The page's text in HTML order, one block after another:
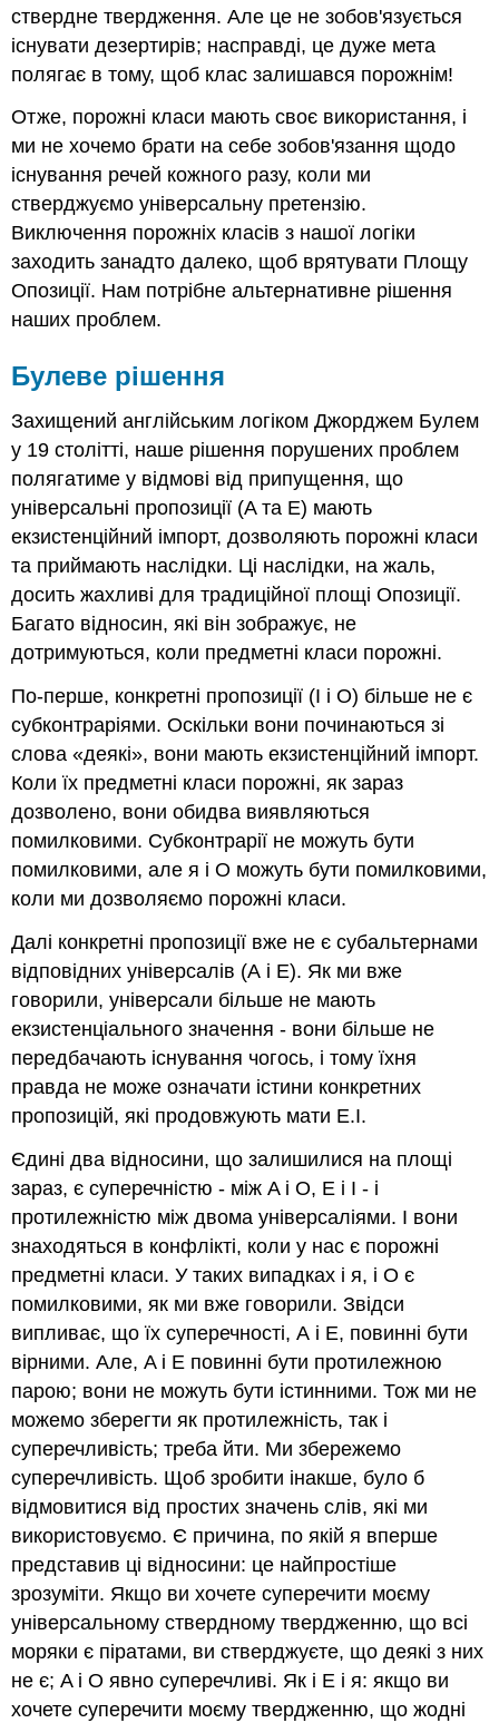
ствердне твердження. Але це не зобов'язується
існувати дезертирів; насправді, це дуже мета
полягає в тому, щоб клас залишався порожнім!
Отже, порожні класи мають своє використання, і
ми не хочемо брати на себе зобов'язання щодо
існування речей кожного разу, коли ми
стверджуємо універсальну претензію.
Виключення порожніх класів з нашої логіки
заходить занадто далеко, щоб врятувати Площу
Опозиції. Нам потрібне альтернативне рішення
наших проблем.
Булеве рішення
Захищений англійським логіком Джорджем Булем
у 19 столітті, наше рішення порушених проблем
полягатиме у відмові від припущення, що
універсальні пропозиції (A та E) мають
екзистенційний імпорт, дозволяють порожні класи
та приймають наслідки. Ці наслідки, на жаль,
досить жахливі для традиційної площі Опозиції.
Багато відносин, які він зображує, не
дотримуються, коли предметні класи порожні.
По-перше, конкретні пропозиції (I і O) більше не є
субконтраріями. Оскільки вони починаються зі
слова «деякі», вони мають екзистенційний імпорт.
Коли їх предметні класи порожні, як зараз
дозволено, вони обидва виявляються
помилковими. Субконтрарії не можуть бути
помилковими, але я і O можуть бути помилковими,
коли ми дозволяємо порожні класи.
Далі конкретні пропозиції вже не є субальтернами
відповідних універсалів (А і Е). Як ми вже
говорили, універсали більше не мають
екзистенціального значення - вони більше не
передбачають існування чогось, і тому їхня
правда не може означати істини конкретних
пропозицій, які продовжують мати Е.І.
Єдині два відносини, що залишилися на площі
зараз, є суперечністю - між A і O, E і I - і
протилежністю між двома універсаліями. І вони
знаходяться в конфлікті, коли у нас є порожні
предметні класи. У таких випадках і я, і О є
помилковими, як ми вже говорили. Звідси
випливає, що їх суперечності, А і Е, повинні бути
вірними. Але, A і E повинні бути протилежною
парою; вони не можуть бути істинними. Тож ми не
можемо зберегти як протилежність, так і
суперечливість; треба йти. Ми збережемо
суперечливість. Щоб зробити інакше, було б
відмовитися від простих значень слів, які ми
використовуємо. Є причина, по якій я вперше
представив ці відносини: це найпростіше
зрозуміти. Якщо ви хочете суперечити моєму
універсальному ствердному твердженню, що всі
моряки є піратами, ви стверджуєте, що деякі з них
не є; A і O явно суперечливі. Як і Е і я: якщо ви
хочете суперечити моєму твердженню, що жодні